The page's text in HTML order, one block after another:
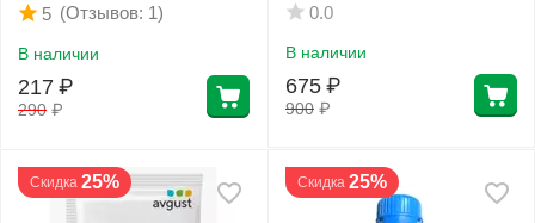
(Отзывов: 1)
5
В наличии
290 ₽
217 ₽
0.0
В наличии
900 ₽
675 ₽
Скидка 25% Скидка 25%